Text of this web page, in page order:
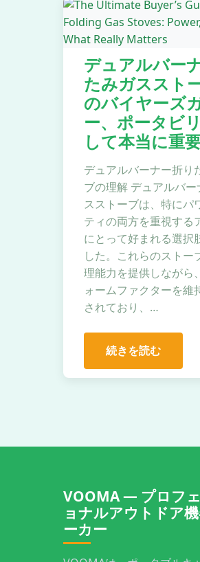
デュアルバー
たみガススト
のバイヤーズ
ー、ポータビ
して本当に重
デュアルバーナー折り
ブの理解 デュアルバ
スストーブは、特にパ
ティの両方を重視する
にとって好まれる選択
した。これらのストー
理能力を提供しながら
ォームファクターを維
されており、…
続きを読む
VOOMA — プロフ
ョナルアウトドア
ーカー